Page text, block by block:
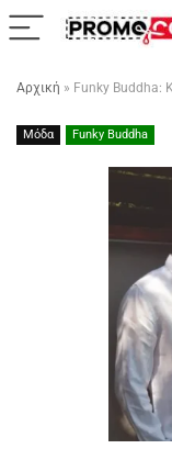
Αρχική » Funky Buddha:
Μόδα Funky Buddha